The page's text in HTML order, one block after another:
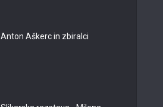
Anton Aškerc in zbiralci